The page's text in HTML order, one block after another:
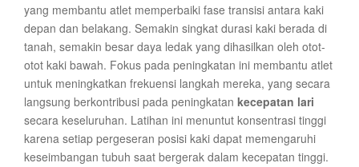
yang membantu atlet memperbaiki fase transisi antara kaki
depan dan belakang. Semakin singkat durasi kaki berada di
tanah, semakin besar daya ledak yang dihasilkan oleh otot-
otot kaki bawah. Fokus pada peningkatan ini membantu atlet
untuk meningkatkan frekuensi langkah mereka, yang secara
langsung berkontribusi pada peningkatan kecepatan lari
secara keseluruhan. Latihan ini menuntut konsentrasi tinggi
karena setiap pergeseran posisi kaki dapat memengaruhi
keseimbangan tubuh saat bergerak dalam kecepatan tinggi.